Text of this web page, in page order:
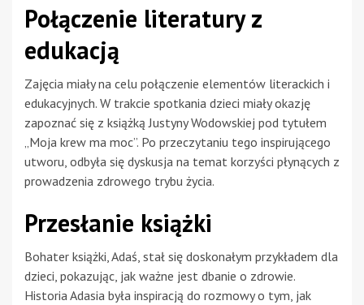
Połączenie literatury z
edukacją
Zajęcia miały na celu połączenie elementów literackich i
edukacyjnych. W trakcie spotkania dzieci miały okazję
zapoznać się z książką Justyny Wodowskiej pod tytułem
„Moja krew ma moc”. Po przeczytaniu tego inspirującego
utworu, odbyła się dyskusja na temat korzyści płynących z
prowadzenia zdrowego trybu życia.
Przesłanie książki
Bohater książki, Adaś, stał się doskonałym przykładem dla
dzieci, pokazując, jak ważne jest dbanie o zdrowie.
Historia Adasia była inspiracją do rozmowy o tym, jak